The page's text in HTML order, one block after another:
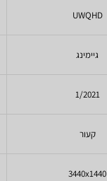
UWQHD
גיימינג
1/2021
קעור
3440x1440